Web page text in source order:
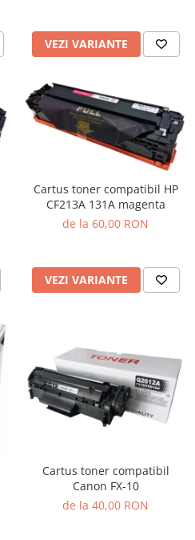
VEZI VARIANTE
Cartus toner compatibil HP
CF213A 131A magenta
de la 60,00 RON
VEZI VARIANTE
Cartus toner compatibil
Canon FX-10
de la 40,00 RON